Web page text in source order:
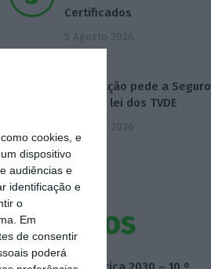
cookies, e
dispositivo
audiências e
identificação e
o
Em
de consentir
poderá
Certificados
5 Agosto 2026
Associação pede a Seguro
veto da lei dos TVDE
5 Agosto 2026
Eventos